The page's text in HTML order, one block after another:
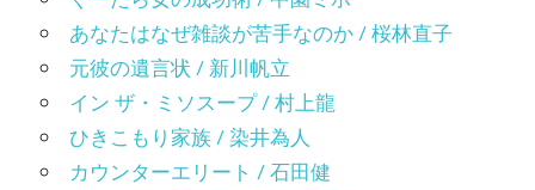
あなたはなぜ雑談が苦手なのか / 桜林直子
元彼の遺言状 / 新川帆立
イン ザ・ミソスープ / 村上龍
ひきこもり家族 / 染井為人
カウンターエリート / 石田健